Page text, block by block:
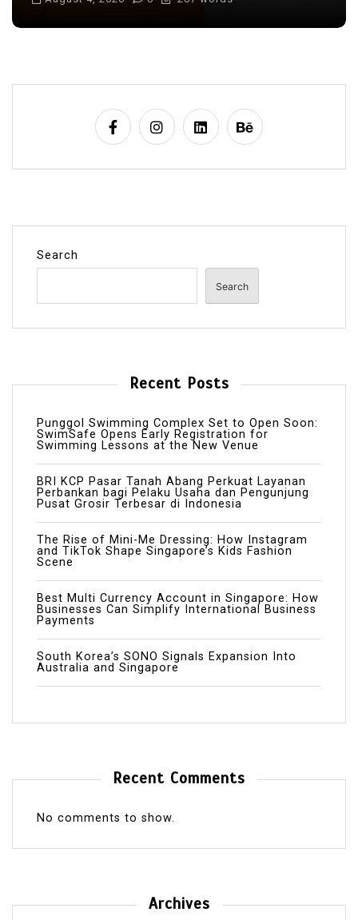
Search
Search
Recent Posts
Punggol Swimming Complex Set to Open Soon:
SwimSafe Opens Early Registration for
Swimming Lessons at the New Venue
BRI KCP Pasar Tanah Abang Perkuat Layanan
Perbankan bagi Pelaku Usaha dan Pengunjung
Pusat Grosir Terbesar di Indonesia
The Rise of Mini-Me Dressing: How Instagram
and TikTok Shape Singapore’s Kids Fashion
Scene
Best Multi Currency Account in Singapore: How
Businesses Can Simplify International Business
Payments
South Korea’s SONO Signals Expansion Into
Australia and Singapore
Recent Comments
No comments to show.
Archives